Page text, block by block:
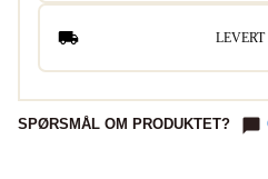
SPØRSMÅL OM PRODUKTET?